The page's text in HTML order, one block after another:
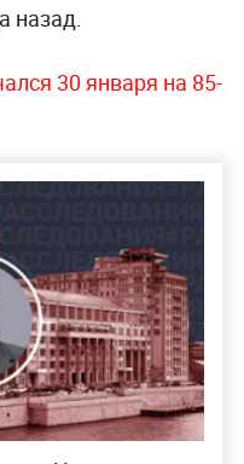
назад.
30 января на 85-